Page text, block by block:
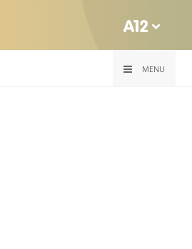
MENU